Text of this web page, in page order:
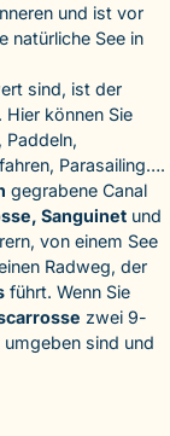
und ist vor
natürliche See in
sind, ist der
können Sie
Paddeln,
Parasailing….
gegrabene Canal
Sanguinet und
von einem See
Radweg, der
führt. Wenn Sie
zwei 9-
sind und